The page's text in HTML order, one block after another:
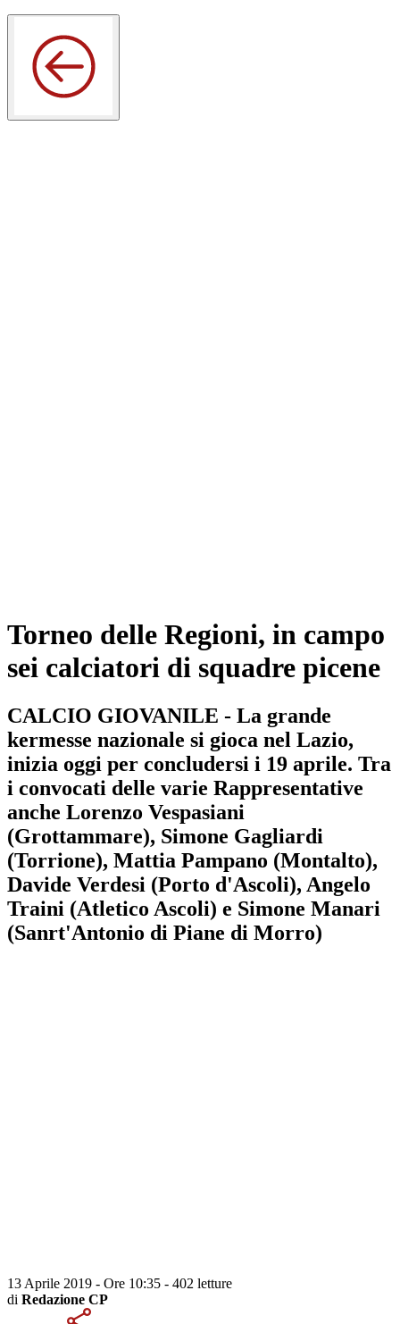
Torneo delle Regioni, in campo
sei calciatori di squadre picene
CALCIO GIOVANILE - La grande
kermesse nazionale si gioca nel Lazio,
inizia oggi per concludersi i 19 aprile. Tra
i convocati delle varie Rappresentative
anche Lorenzo Vespasiani
(Grottammare), Simone Gagliardi
(Torrione), Mattia Pampano (Montalto),
Davide Verdesi (Porto d'Ascoli), Angelo
Traini (Atletico Ascoli) e Simone Manari
(Sanrt'Antonio di Piane di Morro)
13 Aprile 2019 - Ore 10:35 - 402 letture
di Redazione CP